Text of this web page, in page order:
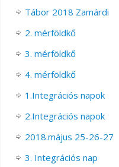
Tábor 2018 Zamárdi
2. mérföldkő
3. mérföldkő
4. mérföldkő
1.Integrációs napok
2.Integrációs napok
2018.május 25-26-27
3. Integrációs nap